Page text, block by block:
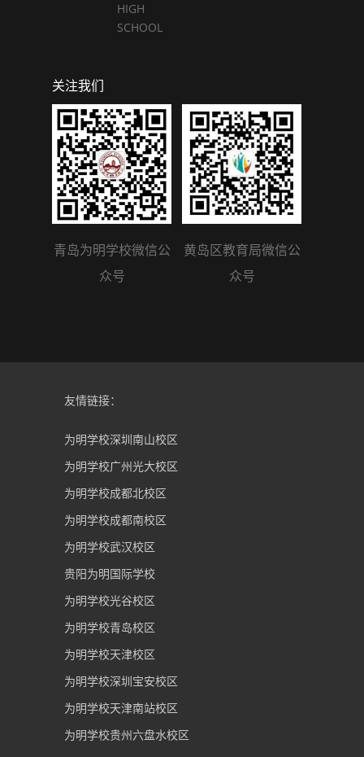
HIGH
SCHOOL
关注我们
青岛为明学校微信公
众号
黄岛区教育局微信公
众号
友情链接：
为明学校深圳南山校区
为明学校广州光大校区
为明学校成都北校区
为明学校成都南校区
为明学校武汉校区
贵阳为明国际学校
为明学校光谷校区
为明学校青岛校区
为明学校天津校区
为明学校深圳宝安校区
为明学校天津南站校区
为明学校贵州六盘水校区